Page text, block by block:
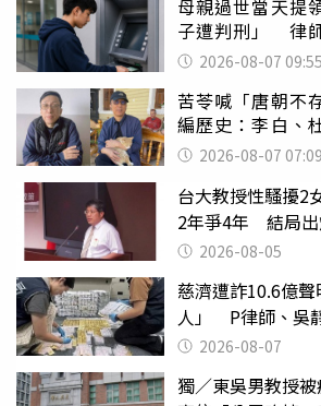
母親過世當天提
子遭判刑」 律
罪 2026-08-07 09:55
苦苓喊「唐朝
編歷史：李白、
詩？2026-08-07 07:09
台大教授性騷擾2
2年爭4年 結局
2026-08-05
慈濟遭詐10.6億
人」 P律師、吳
權知道真相
2026-08-07
獨／東吳男教授